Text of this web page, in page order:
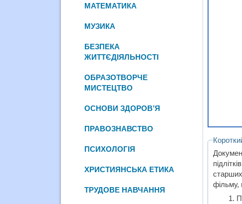
фільму,
МАТЕМАТИКА
МУЗИКА
БЕЗПЕКА
ЖИТТЄДІЯЛЬНОСТІ
ОБРАЗОТВОРЧЕ
МИСТЕЦТВО
ОСНОВИ ЗДОРОВ’Я
ПРАВОЗНАВСТВО
ПСИХОЛОГІЯ
ХРИСТИЯНСЬКА ЕТИКА
ТРУДОВЕ НАВЧАННЯ